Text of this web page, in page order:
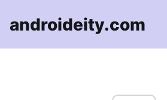
androideity.com